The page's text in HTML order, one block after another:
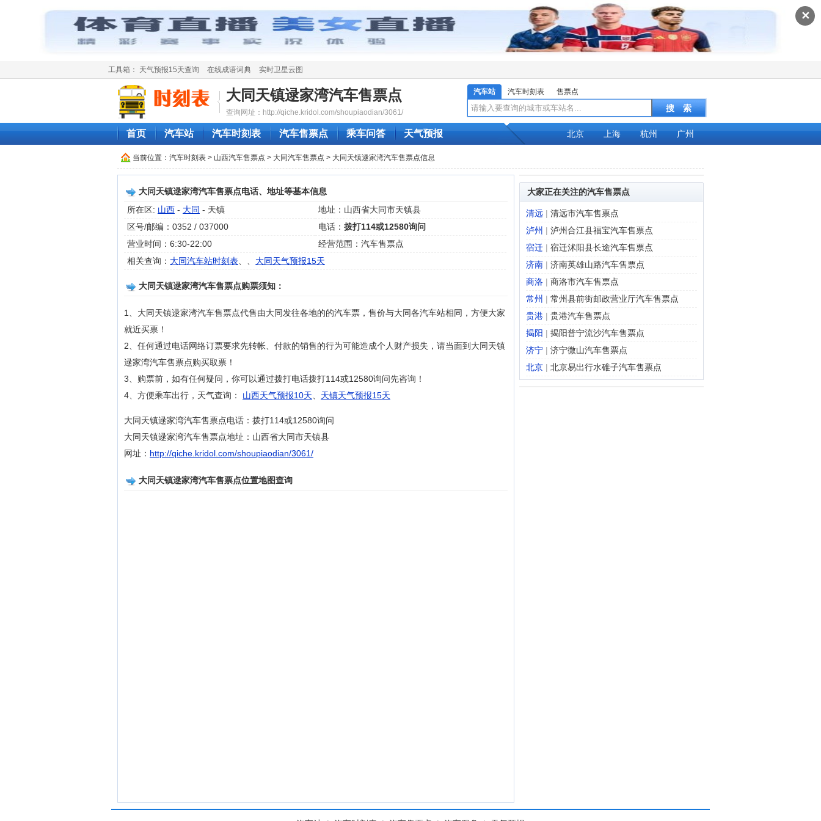
✕
工具箱： 天气预报15天查询 在线成语词典 实时卫星云图
大同天镇逯家湾汽车售票点
查询网址：http://qiche.kridol.com/shoupiaodian/3061/
汽车站 汽车时刻表 售票点
首页 汽车站 汽车时刻表 汽车售票点 乘车问答 天气预报 北京 上海 杭州 广州
当前位置： 汽车时刻表 > 山西汽车售票点 > 大同汽车售票点 > 大同天镇逯家湾汽车售票点信息
大同天镇逯家湾汽车售票点电话、地址等基本信息
所在区: 山西 - 大同 - 天镇
地址：山西省大同市天镇县
区号/邮编：0352 / 037000
电话： 拨打114或12580询问
营业时间：6:30-22:00
经营范围：汽车售票点
相关查询： 大同汽车站时刻表 大同天气预报15天
大同天镇逯家湾汽车售票点购票须知：
1、大同天镇逯家湾汽车售票点代售由大同发往各地的的汽车票，售价与大同各汽车站相同，方便大家
就近买票！
2、任何通过电话网络订票要求先转帐、付款的销售的行为可能造成个人财产损失，请当面到大同天镇
逯家湾汽车售票点购买取票！
3、购票前，如有任何疑问，你可以通过拨打电话拨打114或12580询问先咨询！
4、方便乘车出行，天气查询： 山西天气预报10天 天镇天气预报15天
大同天镇逯家湾汽车售票点电话：拨打114或12580询问
大同天镇逯家湾汽车售票点地址：山西省大同市天镇县
网址： http://qiche.kridol.com/shoupiaodian/3061/
大同天镇逯家湾汽车售票点位置地图查询
大家正在关注的汽车售票点
清远 | 清远市汽车售票点
泸州 | 泸州合江县福宝汽车售票点
宿迁 | 宿迁沭阳县长途汽车售票点
济南 | 济南英雄山路汽车售票点
商洛 | 商洛市汽车售票点
常州 | 常州县前街邮政营业厅汽车售票点
贵港 | 贵港汽车售票点
揭阳 | 揭阳普宁流沙汽车售票点
济宁 | 济宁微山汽车售票点
北京 | 北京易出行水碓子汽车售票点